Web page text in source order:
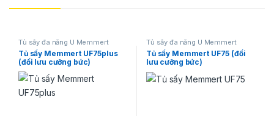
Tủ sấy đa năng U Memmert
Tủ sấy Memmert UF75plus
(đối lưu cưỡng bức)
Tủ sấy đa năng U Memmert
Tủ sấy Memmert UF75 (đối
lưu cưỡng bức)